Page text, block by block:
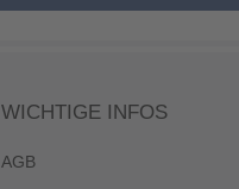
WICHTIGE INFOS
AGB